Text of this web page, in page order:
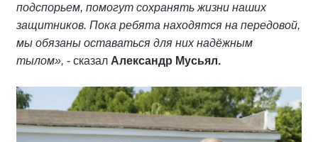
подспорьем, помогут сохранять жизни наших
защитников. Пока ребята находятся на передовой,
мы обязаны оставаться для них надёжным
тылом», - сказал Александр Мусьял.